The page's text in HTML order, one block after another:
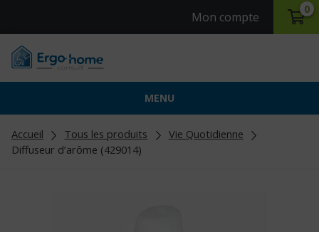
Mon compte
0
MENU
Accueil Tous les produits
Vie Quotidienne
Diffuseur d’arôme (429014)